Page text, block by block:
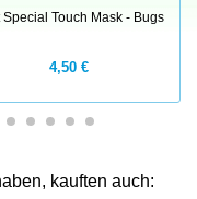
Special Touch Mask - Bugs
4,50 €
kauften auch: